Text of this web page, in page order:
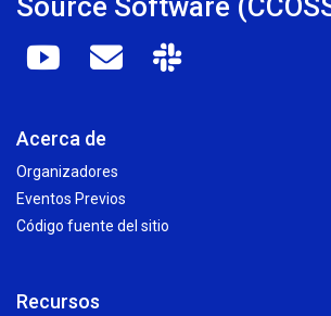
Acerca de
Organizadores
Eventos Previos
Código fuente del sitio
Recursos